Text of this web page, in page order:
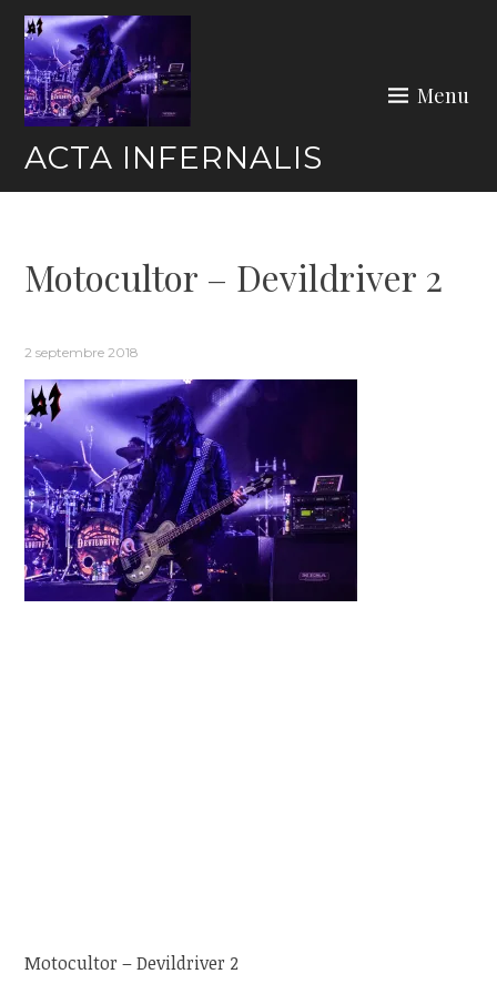
Skip
content
ACTA INFERNALIS
Menu
Motocultor – Devildriver 2
2 septembre 2018
Motocultor – Devildriver 2